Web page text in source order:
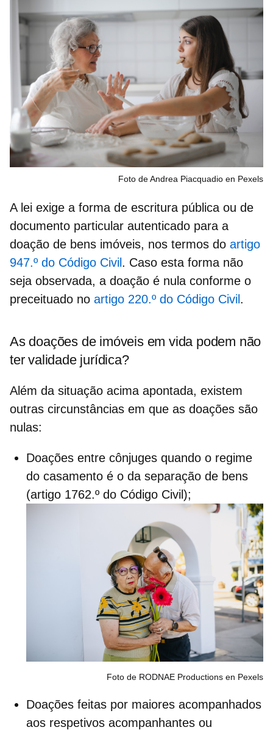
Foto de Andrea Piacquadio en Pexels
A lei exige a forma de escritura pública ou de
documento particular autenticado para a
doação de bens imóveis, nos termos do artigo
947.º do Código Civil. Caso esta forma não
seja observada, a doação é nula conforme o
preceituado no artigo 220.º do Código Civil.
As doações de imóveis em vida podem não
ter validade jurídica?
Além da situação acima apontada, existem
outras circunstâncias em que as doações são
nulas:
Doações entre cônjuges quando o regime
do casamento é o da separação de bens
(artigo 1762.º do Código Civil);
Foto de RODNAE Productions en Pexels
Doações feitas por maiores acompanhados
aos respetivos acompanhantes ou